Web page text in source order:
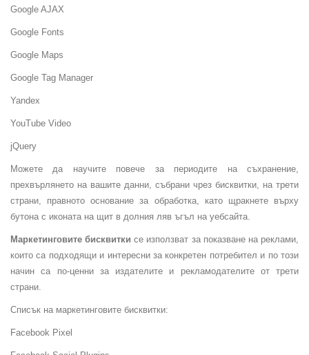
Google AJAX
Google Fonts
Google Maps
Google Tag Manager
Yandex
YouTube Video
jQuery
Можете да научите повече за периодите на съхранение,
прехвърлянето на вашите данни, събрани чрез бисквитки, на трети
страни, правното основание за обработка, като щракнете върху
бутона с иконата на щит в долния ляв ъгъл на уебсайта.
Маркетинговите бисквитки се използват за показване на реклами,
които са подходящи и интересни за конкретен потребител и по този
начин са по-ценни за издателите и рекламодателите от трети
страни.
Списък на маркетинговите бисквитки:
Facebook Pixel